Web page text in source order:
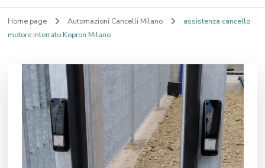
Home page Automazioni Cancelli Milano
assistenza cancello
motore interrato Kopron Milano